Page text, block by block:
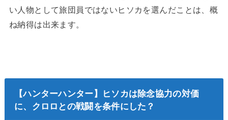
い人物として旅団員ではないヒソカを選んだことは、概
ね納得は出来ます。
【ハンターハンター】ヒソカは除念協力の対価
に、クロロとの戦闘を条件にした？